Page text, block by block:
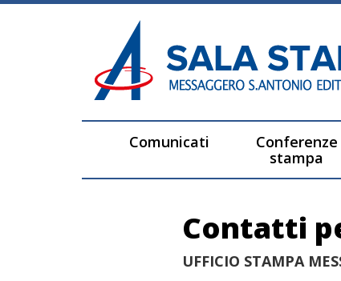
Comunicati
Conferenze
stampa
Contatti
UFFICIO STAMPA